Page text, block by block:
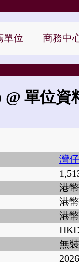
單位 商務中
@ 單位資
灣
港
港
港
無